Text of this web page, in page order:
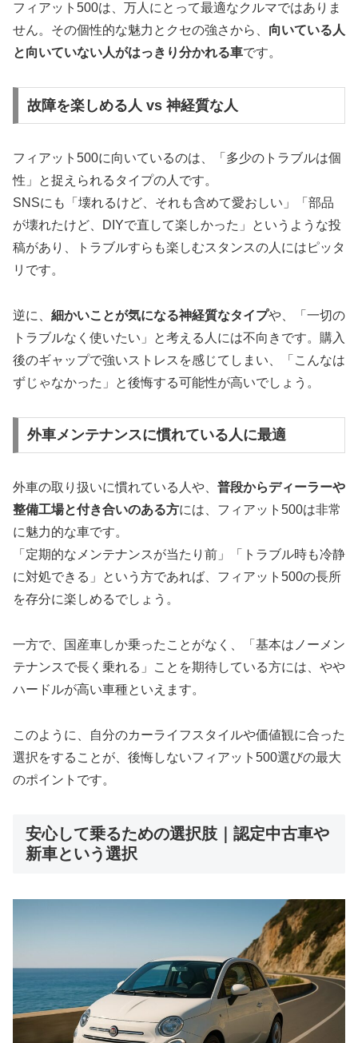
フィアット500は、万人にとって最適なクルマではありま
せん。その個性的な魅力とクセの強さから、 向いている人
と向いていない人がはっきり分かれる車です。
故障を楽しめる人 vs 神経質な人
フィアット500に向いているのは、「多少のトラブルは個
性」と捉えられるタイプの人です。
SNSにも「壊れるけど、それも含めて愛おしい」「部品
が壊れたけど、DIYで直して楽しかった」というような投
稿があり、トラブルすらも楽しむスタンスの人にはピッタ
リです。
逆に、 細かいことが気になる神経質なタイプや、「一切の
トラブルなく使いたい」と考える人には不向きです。購入
後のギャップで強いストレスを感じてしまい、「こんなは
ずじゃなかった」と後悔する可能性が高いでしょう。
外車メンテナンスに慣れている人に最適
外車の取り扱いに慣れている人や、 普段からディーラーや
整備工場と付き合いのある方には、フィアット500は非常
に魅力的な車です。
「定期的なメンテナンスが当たり前」「トラブル時も冷静
に対処できる」という方であれば、フィアット500の長所
を存分に楽しめるでしょう。
一方で、国産車しか乗ったことがなく、「基本はノーメン
テナンスで長く乗れる」ことを期待している方には、やや
ハードルが高い車種といえます。
このように、自分のカーライフスタイルや価値観に合った
選択をすることが、後悔しないフィアット500選びの最大
のポイントです。
安心して乗るための選択肢｜認定中古車や
新車という選択